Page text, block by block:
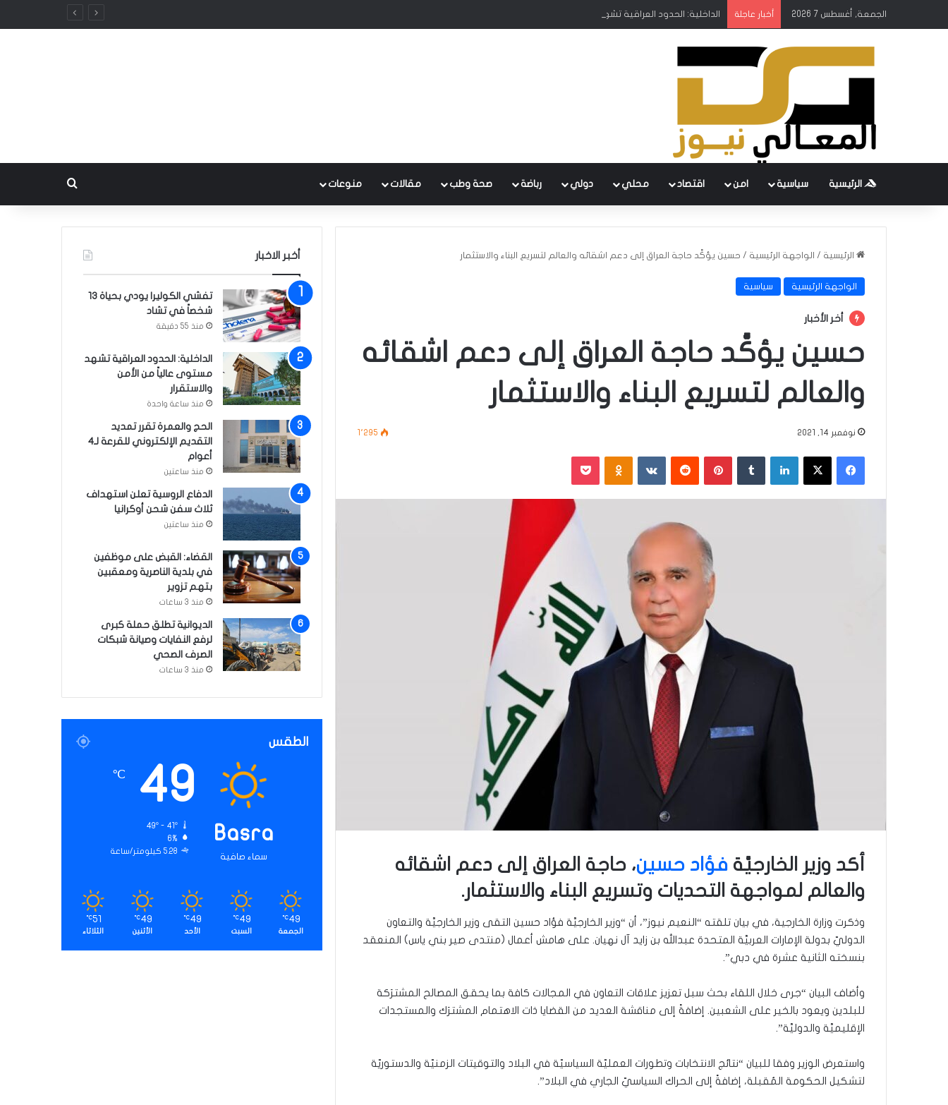
الجمعة, أغسطس 7 2026 أخبار عاجلة الداخلية: الحدود العراقية تشهد مستوى عالياً من الأمن والاستقرار
الرئيسية سياسية امن اقتصاد محلي دولي رباضة صحة وطب مقالات منوعات
الرئيسية / الواجهة الرئيسية / حسين يؤكَّد حاجة العراق إلى دعم اشقائه والعالم لتسريع البناء والاستثمار
الواجهة الرئيسية سياسية
أخر الأخبار
حسين يؤكَّد حاجة العراق إلى دعم اشقائه
والعالم لتسريع البناء والاستثمار
نوفمبر 14, 2021 1٬295
فيسبوك ‫X لينكدإن بينتيريست ‏VKontakte
أكد وزير الخارجيَّة فؤاد حسين، حاجة العراق إلى دعم اشقائه
والعالم لمواجهة التحديات وتسريع البناء والاستثمار.
وذكرت وزارة الخارجية، في بيان تلقته “النعيم نيوز”، أن “وزير الخارجيَّة فؤاد حسين التقى وزير الخارجيَّة والتعاون
الدوليّ بدولة الإمارات العربيَّة المتحدة عبدالله بن زايد آل نهيان. على هامش أعمال (منتدى صير بني ياس) المنعقد
بنسخته الثانية عشرة في دبي”.
وأضاف البيان “جرى خلال اللقاء بحث سبل تعزيز علاقات التعاون في المجالات كافة بما يحقق المصالح المشترَكة
للبلدين ويعود بالخير على الشعبين. إضافةً إلى مناقشة العديد من القضايا ذات الاهتمام المشترَك والمستجدات
الإقليميَّة والدوليَّة”.
واستعرض الوزير وفقا للبيان “نتائج الانتخابات وتطورات العمليّة السياسيّة في البلاد والتوقيتات الزمنيّة والدستوريّة
لتشكيل الحكومة المُقبلة، إضافةً إلى الحراك السياسيّ الجاري في البلاد”.
أخبر الاخبار
تفشي الكوليرا يودي بحياة 13
شخصاً في تشاد
منذ 55 دقيقة
الداخلية: الحدود العراقية تشهد
مستوى عالياً من الأمن
والاستقرار
منذ ساعة واحدة
الحج والعمرة تقرر تمديد
التقديم الإلكتروني للقرعة لـ4
أعوام
منذ ساعتين
الدفاع الروسية تعلن استهداف
ثلاث سفن شحن أوكرانيا
منذ ساعتين
القضاء: القبض على موظفين
في بلدية الناصرية ومعقبين
بتهم تزوير
منذ 3 ساعات
الديوانية تطلق حملة كبرى
لرفع النفايات وصيانة شبكات
الصرف الصحي
منذ 3 ساعات
الطقس
Basra
سماء صافية
49
℃
49º - 41º
6%
5.28 كيلومتر/ساعة
49
℃
الجمعة
49
℃
السبت
49
℃
الأحد
49
℃
الأثنين
51
℃
الثلاثاء